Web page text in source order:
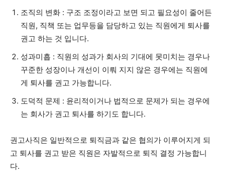
조직의 변화 : 구조 조정이라고 보면 되고 필요성이 줄어든
직원, 직책 또는 업무등을 담당하고 있는 직원에게 퇴사를
권고 하는 것 입니다.
성과미흡 : 직원의 성과가 회사의 기대에 못미치는 경우나
꾸준한 성장이나 개선이 이뤄 지지 않은 경우에는 직원에
게 퇴사를 권고 가능합니다.
도덕적 문제 : 윤리적이거나 법적으로 문제가 되는 경우에
는 회사가 권고 퇴사를 하기도 합니다.
권고사직은 일반적으로 퇴직금과 같은 협의가 이루어지게 되
고 퇴사를 권고 받은 직원은 자발적으로 퇴직 결정 가능합니
다.